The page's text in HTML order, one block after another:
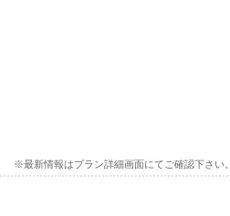
※最新情報はプラン詳細画面にてご確認下さい。